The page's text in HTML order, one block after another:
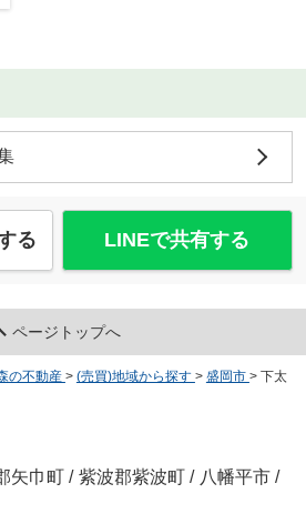
る LINEで共有する
ページトップへ
の不動産 > (売買)地域から探す > 盛岡市 > 下太
矢巾町 / 紫波郡紫波町 / 八幡平市 /